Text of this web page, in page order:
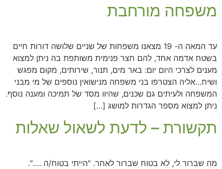
משפחה מורחבת
עד המאה ה- 19 מצאנו משפחות של שניים שלושה דורות חיים
בשטח אדמה אחד, להם חצר פנימית משותפת בה ניתן למצוא
מענים לצרכי היום יום: באר מים, תנור, שירותים, מקום מפגש
ושיח…אליה הצטרפו בני משפחה מנישואין נוספים של מי מבני
המשפחה ולעיתים גם שכנים, שהיוו מסד של תמיכה ומענה נוסף.
ניתן למצוא מספר הגדרות למושג […]
תקשורת – לדעת לשאול שאלות
מה שברור לי, לא בטוח שברור לאחר. "הייתי בטוח/ה ….".